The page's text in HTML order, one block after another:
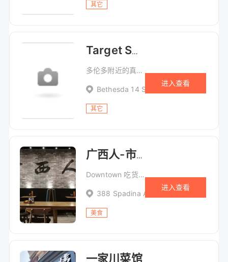
其它
Target Sports 射击俱乐部
多伦多附近的真枪射击俱乐部
Bethesda 14 Stalwart Industrial Dr
其它
进入查看
广西人-市中心店
Downtown 吃货们的最新嗦粉打卡地～
388 Spadina Ave
美食
进入查看
一家川菜馆